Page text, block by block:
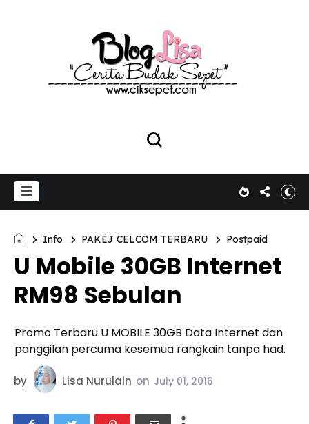
Info PAKEJ CELCOM TERBARU Postpaid
U Mobile 30GB Internet
RM98 Sebulan
Promo Terbaru U MOBILE 30GB Data Internet dan
panggilan percuma kesemua rangkain tanpa had.
by Lisa Nurulain on July 01, 2016